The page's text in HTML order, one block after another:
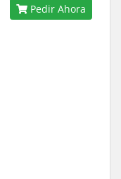
Pedir Ahora